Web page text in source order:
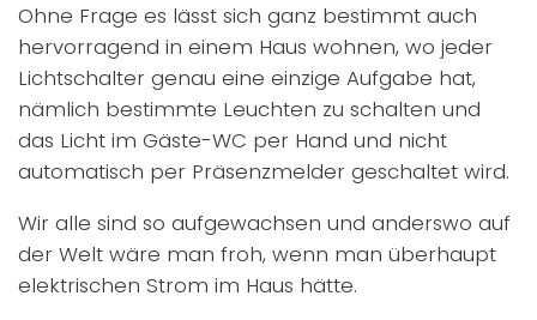
Ohne Frage es lässt sich ganz bestimmt auch
hervorragend in einem Haus wohnen, wo jeder
Lichtschalter genau eine einzige Aufgabe hat,
nämlich bestimmte Leuchten zu schalten und
das Licht im Gäste-WC per Hand und nicht
automatisch per Präsenzmelder geschaltet wird.
Wir alle sind so aufgewachsen und anderswo auf
der Welt wäre man froh, wenn man überhaupt
elektrischen Strom im Haus hätte.